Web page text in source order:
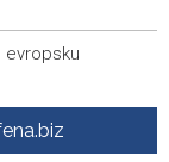
evropsku
Daruj krv, budi